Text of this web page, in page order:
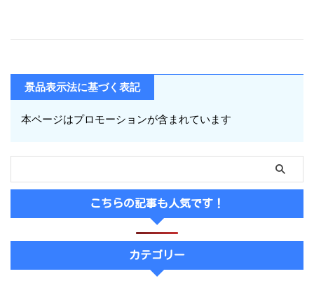
景品表示法に基づく表記
本ページはプロモーションが含まれています
こちらの記事も人気です！
カテゴリー